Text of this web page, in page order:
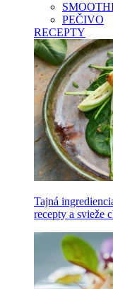
PEČIVO
RECEPTY
Tajná
recepty a svieže